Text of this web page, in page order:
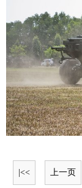
中日対訳
|<< 上一页